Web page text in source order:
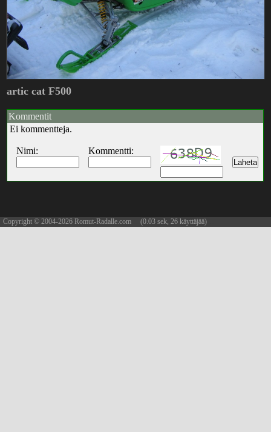
artic cat F500
Kommentit
Ei kommentteja.
Nimi: Kommentti:
Copyright © 2004-2026 Romut-Radalle.com (0.03 sek, 26 käyttäjää)